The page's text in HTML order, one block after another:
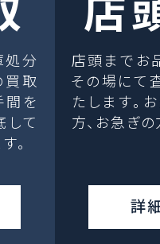
処分
取
間を
して
。
店頭までお
その場にて
たします。
方、お急ぎ
詳